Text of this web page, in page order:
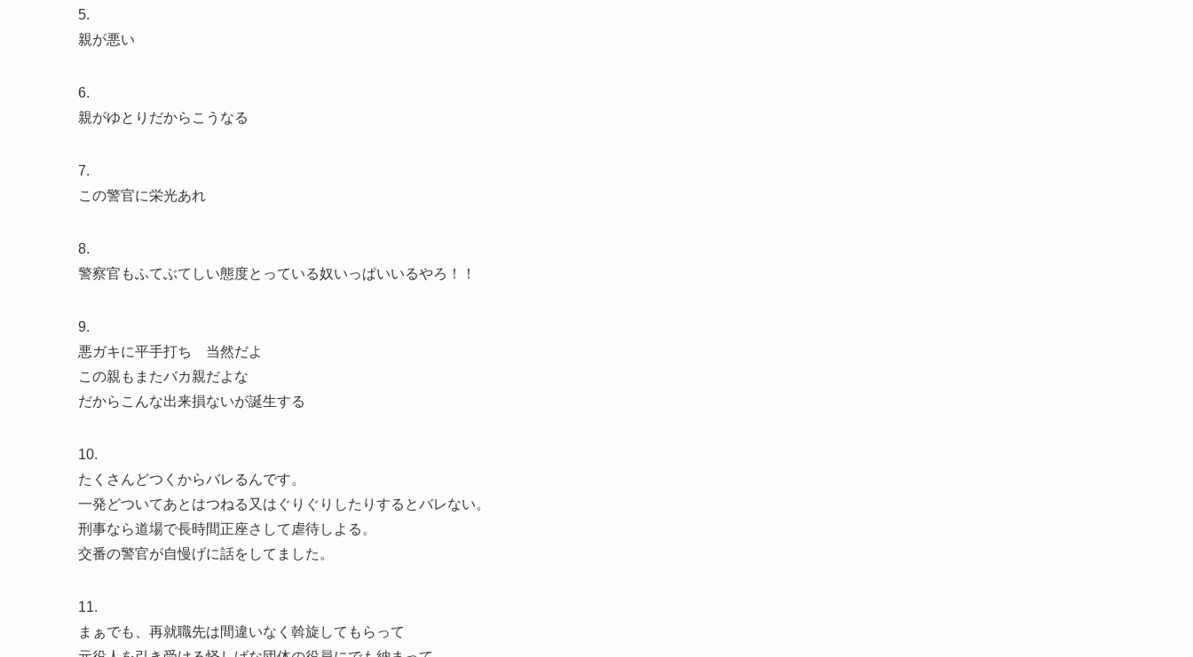
5.
親が悪い
6.
親がゆとりだからこうなる
7.
この警官に栄光あれ
8.
警察官もふてぶてしい態度とっている奴いっぱいいるやろ！！
9.
悪ガキに平手打ち 当然だよ
この親もまたバカ親だよな
だからこんな出来損ないが誕生する
10.
たくさんどつくからバレるんです。
一発どついてあとはつねる又はぐりぐりしたりするとバレない。
刑事なら道場で長時間正座さして虐待しよる。
交番の警官が自慢げに話をしてました。
11.
まぁでも、再就職先は間違いなく斡旋してもらって